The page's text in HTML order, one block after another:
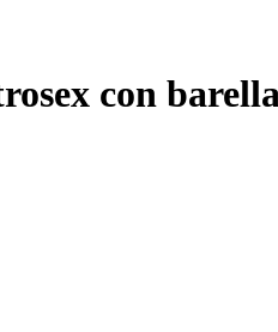
con